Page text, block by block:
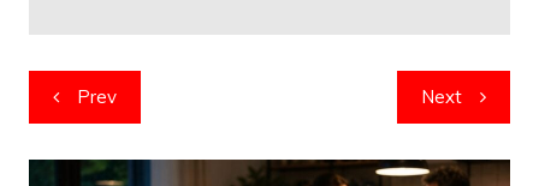
Navegação
de
artigos
Prev Next